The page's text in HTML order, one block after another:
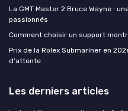
La GMT Master 2 Bruce Wayne :
passionnés
Comment choisir un support
Prix de la Rolex Submariner en
d'attente
Les derniers articles